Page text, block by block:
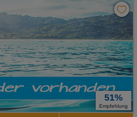
51%
Empfehlung